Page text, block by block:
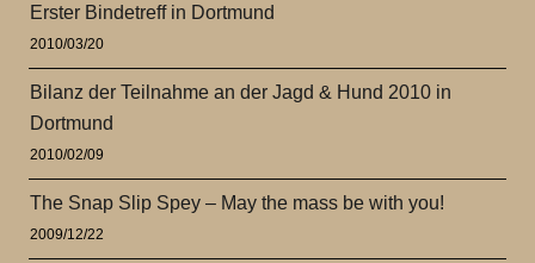
Erster Bindetreff in Dortmund
2010/03/20
Bilanz der Teilnahme an der Jagd & Hund 2010 in
Dortmund
2010/02/09
The Snap Slip Spey – May the mass be with you!
2009/12/22